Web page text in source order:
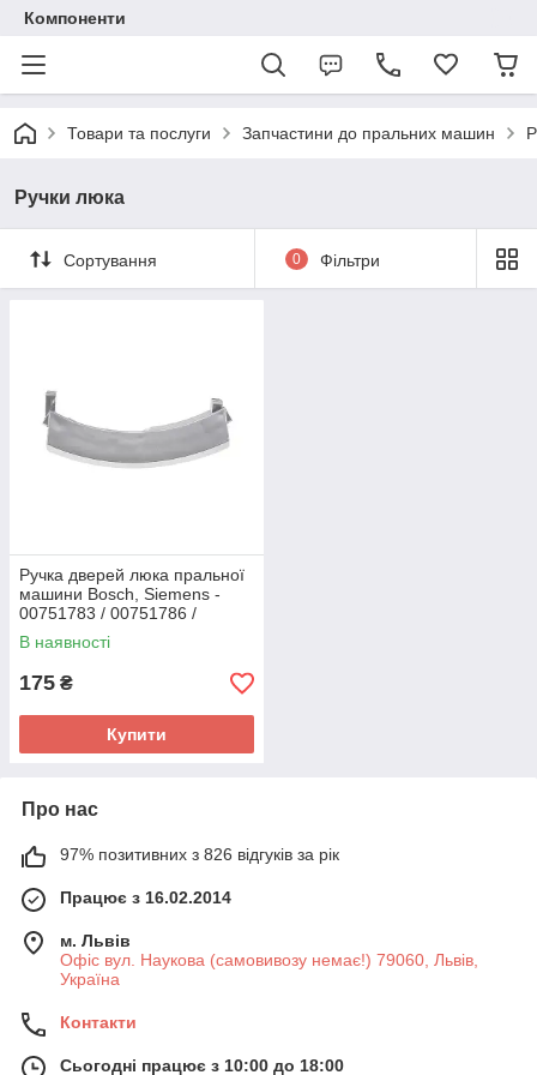
Компоненти
Товари та послуги Запчастини до пральних машин
Ручки люка
Сортування 0 Фільтри
Ручка дверей люка пральної
машини Bosch, Siemens -
00751783 / 00751786 /
00648581
В наявності
175 ₴
Купити
Про нас
97% позитивних з 826 відгуків за рік
Працює з 16.02.2014
м. Львів
Офіс вул. Наукова (самовивозу немає!) 79060, Львів,
Україна
Контакти
Сьогодні працює з 10:00 до 18:00